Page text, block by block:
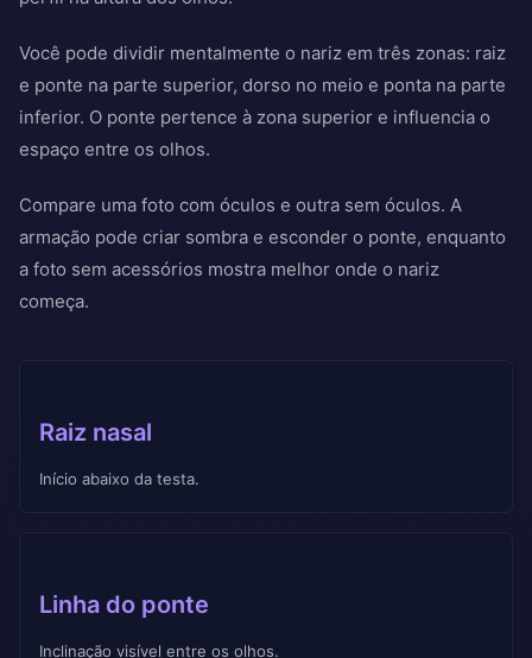
Você pode dividir mentalmente o nariz em três zonas: raiz
e ponte na parte superior, dorso no meio e ponta na parte
inferior. O ponte pertence à zona superior e influencia o
espaço entre os olhos.
Compare uma foto com óculos e outra sem óculos. A
armação pode criar sombra e esconder o ponte, enquanto
a foto sem acessórios mostra melhor onde o nariz
começa.
Raiz nasal
Início abaixo da testa.
Linha do ponte
Inclinação visível entre os olhos.